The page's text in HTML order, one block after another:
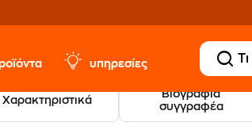
υπηρεσίες
Χαρακτηριστικά
Βιογραφία
συγγραφέα
20 €
με